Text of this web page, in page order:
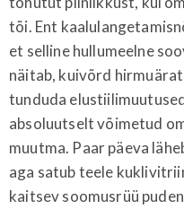
tõi. Ent
et selline hullumeelne
näitab, kuivõrd
tunduda
absoluutselt võimetud
muutma. Paar päeva
aga satub teele
kaitsev soomusrüü